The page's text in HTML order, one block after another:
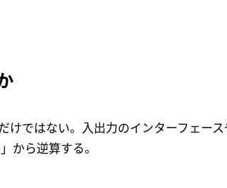
けではない。入出力のインターフェー
から逆算する。